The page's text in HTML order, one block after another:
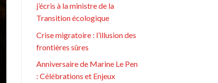
j’écris à la ministre de la
Transition écologique
Crise migratoire : l’illusion des
frontières sûres
Anniversaire de Marine Le Pen
: Célébrations et Enjeux